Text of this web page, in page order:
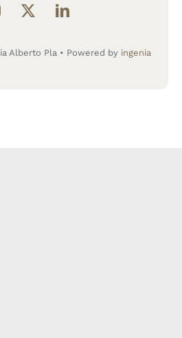
Alberto Pla • Powered by ingenia